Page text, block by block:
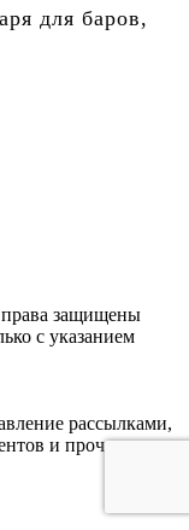
для баров,
защищены
с указанием
рассылками,
и прочее.